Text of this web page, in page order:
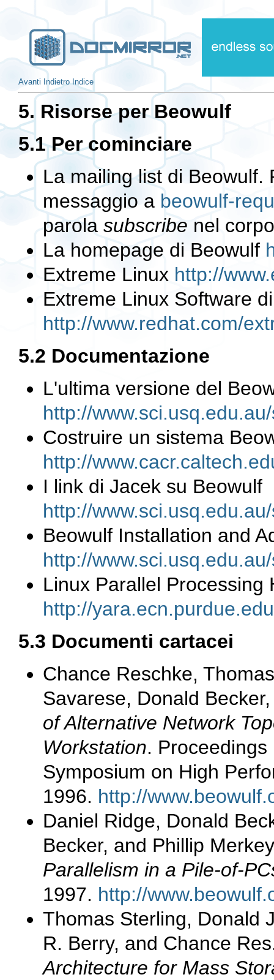
Avanti Indietro Indice
5. Risorse per Beowulf
5.1 Per cominciare
La mailing list di Beowulf.
messaggio a beowulf-
parola subscribe nel
La homepage di Beowulf
Extreme Linux http://
Extreme Linux Software
http://www.redhat.com/
5.2 Documentazione
L'ultima versione del
http://
Costruire un sistema
http://
I link di Jacek su Beowulf
http://
Beowulf Installation and
http://
Linux Parallel Processing
http://
5.3 Documenti cartacei
Chance Reschke,
Savarese, Donald
of Alternative Network
Workstation.
Symposium on High
1996. http://
Daniel Ridge, Donald
Becker, and Phillip
Parallelism in a Pile-of-
1997. http://
Thomas Sterling, Donald
R. Berry, and Chance
Architecture for Mass